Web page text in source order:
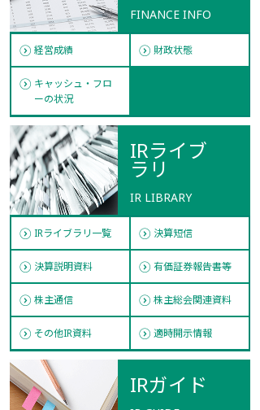
FINANCE INFO
経営成績 財政状態
キャッシュ・フロ
ーの状況
IRライブ
ラリ
IR LIBRARY
IRライブラリ一覧 決算短信
決算説明資料 有価証券報告書等
株主通信 株主総会関連資料
その他IR資料 適時開示情報
IRガイド